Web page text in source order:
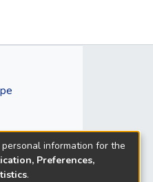
information for the
Preferences,
.